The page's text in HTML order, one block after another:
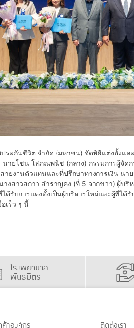
ะกันชีวิต จำกัด (มหาชน) จัดพิธีแต่งตั้งแล
นายโชน โสภณพนิช (กลาง) กรรมการผู้จั
ายงานตัวแทนและที่ปรึกษาทางการเงิน น
างสาวสกาว สำราญคง (ที่ 5 จากขวา) ผู้บริ
ด้รับการแต่งตั้งเป็นผู้บริหารใหม่และผู้ที่ไ
เร็ว ๆ นี้
โรงพยาบาล
พันธมิตร
าองค์กร ติดต่อเรา